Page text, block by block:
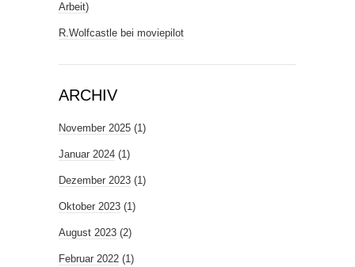
Arbeit)
R.Wolfcastle bei moviepilot
ARCHIV
November 2025 (1)
Januar 2024 (1)
Dezember 2023 (1)
Oktober 2023 (1)
August 2023 (2)
Februar 2022 (1)